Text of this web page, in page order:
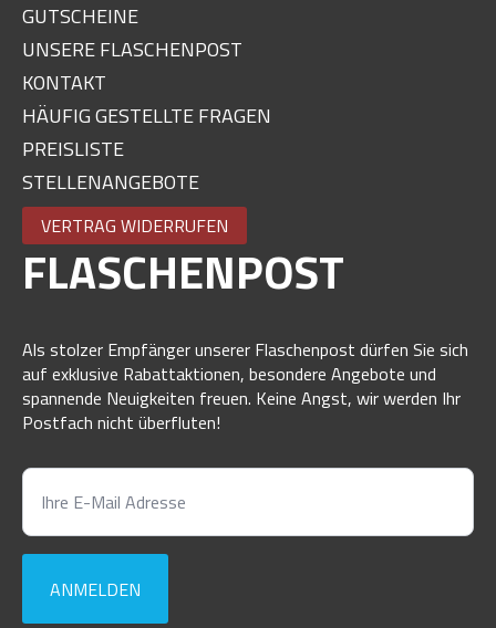
GUTSCHEINE
UNSERE FLASCHENPOST
KONTAKT
HÄUFIG GESTELLTE FRAGEN
PREISLISTE
STELLENANGEBOTE
VERTRAG WIDERRUFEN
FLASCHENPOST
Als stolzer Empfänger unserer Flaschenpost dürfen Sie sich
auf exklusive Rabattaktionen, besondere Angebote und
spannende Neuigkeiten freuen. Keine Angst, wir werden Ihr
Postfach nicht überfluten!
ANMELDEN